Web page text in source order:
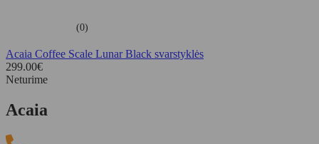
(0)
Acaia Coffee Scale Lunar Black svarstyklės
299.00€
Neturime
Acaia